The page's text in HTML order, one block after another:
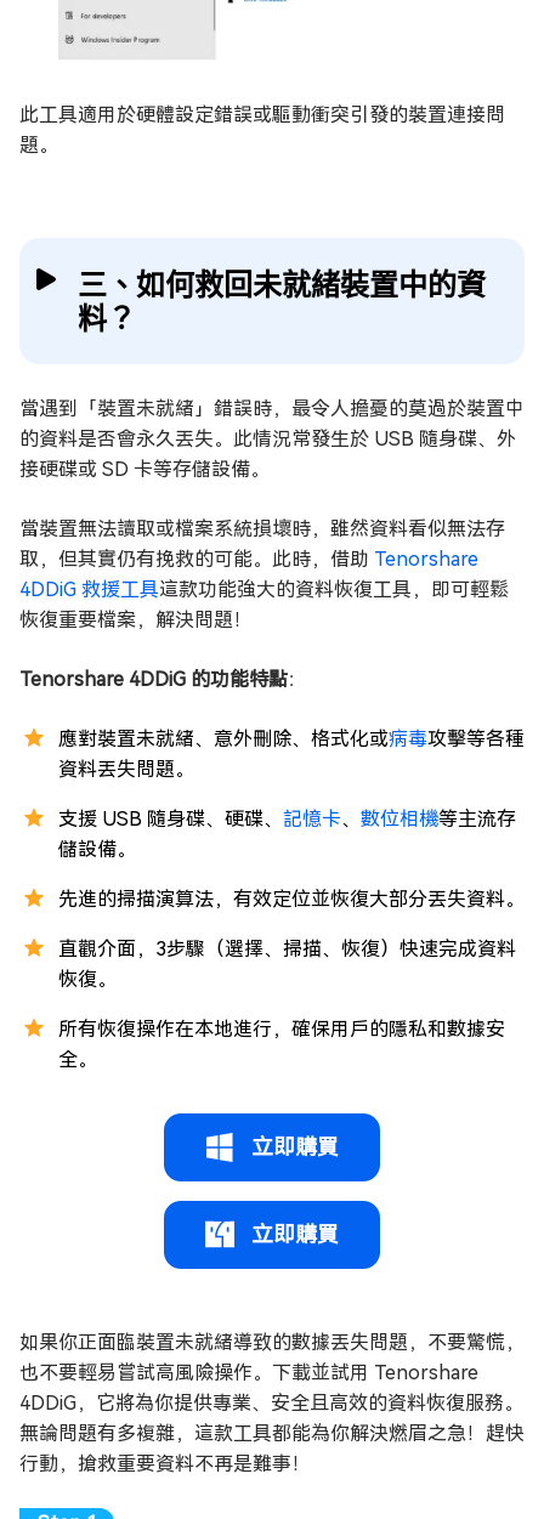
此工具適用於硬體設定錯誤或驅動衝突引發的裝置連接問
題。
三、如何救回未就緒裝置中的資
料？
當遇到「裝置未就緒」錯誤時，最令人擔憂的莫過於裝置中
的資料是否會永久丟失。此情況常發生於 USB 隨身碟、外
接硬碟或 SD 卡等存儲設備。
當裝置無法讀取或檔案系統損壞時，雖然資料看似無法存
取，但其實仍有挽救的可能。此時，借助 Tenorshare
4DDiG 救援工具這款功能強大的資料恢復工具，即可輕鬆
恢復重要檔案，解決問題！
Tenorshare 4DDiG 的功能特點：
應對裝置未就緒、意外刪除、格式化或病毒攻擊等各種
資料丟失問題。
支援 USB 隨身碟、硬碟、 記憶卡、 數位相機等主流存
儲設備。
先進的掃描演算法，有效定位並恢復大部分丟失資料。
直觀介面，3步驟（選擇、掃描、恢復）快速完成資料
恢復。
所有恢復操作在本地進行，確保用戶的隱私和數據安
全。
立即購買
立即購買
如果你正面臨裝置未就緒導致的數據丟失問題，不要驚慌，
也不要輕易嘗試高風險操作。下載並試用 Tenorshare
4DDiG，它將為你提供專業、安全且高效的資料恢復服務。
無論問題有多複雜，這款工具都能為你解決燃眉之急！趕快
行動，搶救重要資料不再是難事！